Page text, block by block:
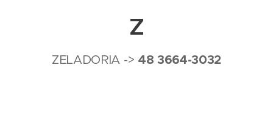
Z
ZELADORIA -> 48 3664-3032